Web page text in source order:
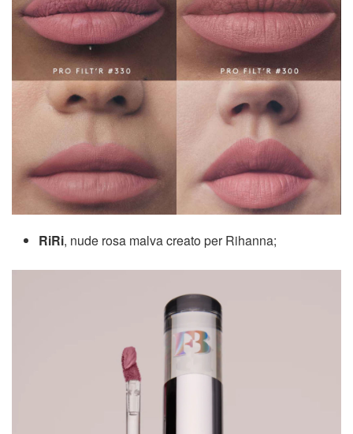
RiRi, nude rosa malva creato per Rihanna;